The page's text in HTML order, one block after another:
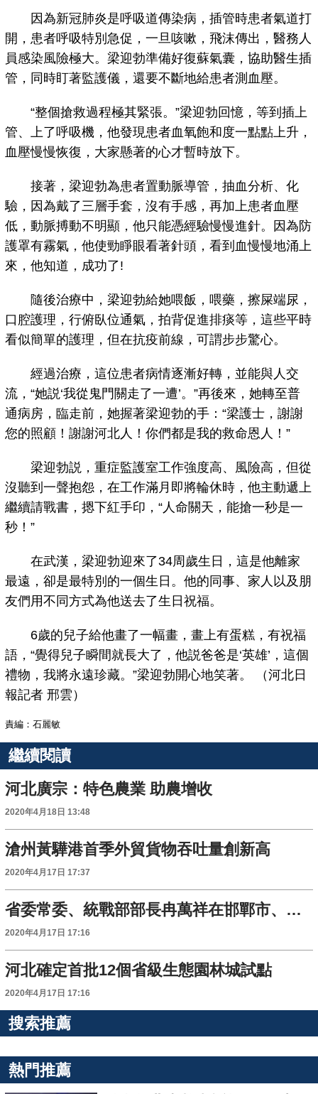
因為新冠肺炎是呼吸道傳染病，插管時患者氣道打
開，患者呼吸特別急促，一旦咳嗽，飛沫傳出，醫務人
員感染風險極大。梁迎勃準備好復蘇氣囊，協助醫生插
管，同時盯著監護儀，還要不斷地給患者測血壓。
“整個搶救過程極其緊張。”梁迎勃回憶，等到插上
管、上了呼吸機，他發現患者血氧飽和度一點點上升，
血壓慢慢恢復，大家懸著的心才暫時放下。
接著，梁迎勃為患者置動脈導管，抽血分析、化
驗，因為戴了三層手套，沒有手感，再加上患者血壓
低，動脈搏動不明顯，他只能憑經驗慢慢進針。因為防
護罩有霧氣，他使勁睜眼看著針頭，看到血慢慢地涌上
來，他知道，成功了!
隨後治療中，梁迎勃給她喂飯，喂藥，擦屎端尿，
口腔護理，行俯臥位通氣，拍背促進排痰等，這些平時
看似簡單的護理，但在抗疫前線，可謂步步驚心。
經過治療，這位患者病情逐漸好轉，並能與人交
流，“她説‘我從鬼門關走了一遭’。”再後來，她轉至普
通病房，臨走前，她握著梁迎勃的手：“梁護士，謝謝
您的照顧！謝謝河北人！你們都是我的救命恩人！”
梁迎勃説，重症監護室工作強度高、風險高，但從
沒聽到一聲抱怨，在工作滿月即將輪休時，他主動遞上
繼續請戰書，摁下紅手印，“人命關天，能搶一秒是一
秒！”
在武漢，梁迎勃迎來了34周歲生日，這是他離家
最遠，卻是最特別的一個生日。他的同事、家人以及朋
友們用不同方式為他送去了生日祝福。
6歲的兒子給他畫了一幅畫，畫上有蛋糕，有祝福
語，“覺得兒子瞬間就長大了，他説爸爸是‘英雄’，這個
禮物，我將永遠珍藏。”梁迎勃開心地笑著。 （河北日
報記者 邢雲）
責編：石麗敏
繼續閱讀
河北廣宗：特色農業 助農增收
2020年4月18日 13:48
滄州黃驊港首季外貿貨物吞吐量創新高
2020年4月17日 17:37
省委常委、統戰部部長冉萬祥在邯鄲市、邢臺市調研
2020年4月17日 17:16
河北確定首批12個省級生態園林城試點
2020年4月17日 17:16
搜索推薦
熱門推薦